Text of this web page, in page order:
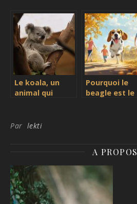
Le koala, un
animal qui
d’attention
Pourquoi le
beagle est le
Par lekti
A PROPOS